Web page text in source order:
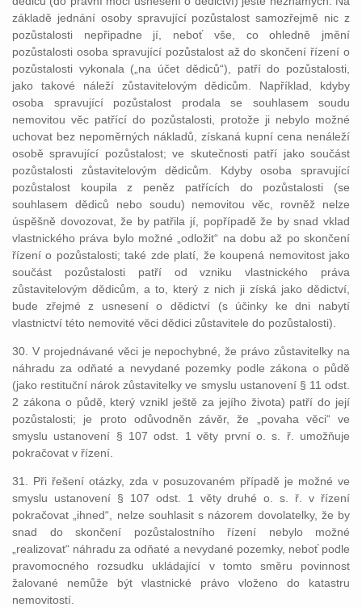
základě jednání osoby spravující pozůstalost samozřejmě nic z
pozůstalosti nepřipadne jí, neboť vše, co ohledně jmění
pozůstalosti osoba spravující pozůstalost až do skončení řízení o
pozůstalosti vykonala („na účet dědiců“), patří do pozůstalosti,
jako takové náleží zůstavitelovým dědicům. Například, kdyby
osoba spravující pozůstalost prodala se souhlasem soudu
nemovitou věc patřící do pozůstalosti, protože ji nebylo možné
uchovat bez nepoměrných nákladů, získaná kupní cena nenáleží
osobě spravující pozůstalost; ve skutečnosti patří jako součást
pozůstalosti zůstavitelovým dědicům. Kdyby osoba spravující
pozůstalost koupila z peněz patřících do pozůstalosti (se
souhlasem dědiců nebo soudu) nemovitou věc, rovněž nelze
úspěšně dovozovat, že by patřila jí, popřípadě že by snad vklad
vlastnického práva bylo možné „odložit“ na dobu až po skončení
řízení o pozůstalosti; také zde platí, že koupená nemovitost jako
součást pozůstalosti patří od vzniku vlastnického práva
zůstavitelovým dědicům, a to, který z nich ji získá jako dědictví,
bude zřejmé z usnesení o dědictví (s účinky ke dni nabytí
vlastnictví této nemovité věci dědici zůstavitele do pozůstalosti).
30. V projednávané věci je nepochybné, že právo zůstavitelky na
náhradu za odňaté a nevydané pozemky podle zákona o půdě
(jako restituční nárok zůstavitelky ve smyslu ustanovení § 11 odst.
2 zákona o půdě, který vznikl ještě za jejího života) patří do její
pozůstalosti; je proto odůvodněn závěr, že „povaha věci“ ve
smyslu ustanovení § 107 odst. 1 věty první o. s. ř. umožňuje
pokračovat v řízení.
31. Při řešení otázky, zda v posuzovaném případě je možné ve
smyslu ustanovení § 107 odst. 1 věty druhé o. s. ř. v řízení
pokračovat „ihned“, nelze souhlasit s názorem dovolatelky, že by
snad do skončení pozůstalostního řízení nebylo možné
„realizovat“ náhradu za odňaté a nevydané pozemky, neboť podle
pravomocného rozsudku ukládající v tomto směru povinnost
žalované nemůže být vlastnické právo vloženo do katastru
nemovitostí.